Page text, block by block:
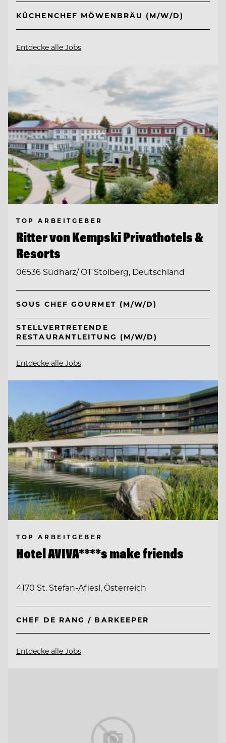
KÜCHENCHEF MÖWENBRÄU (M/W/D)
Entdecke alle Jobs
TOP ARBEITGEBER
Ritter von Kempski Privathotels &
Resorts
06536 Südharz/ OT Stolberg, Deutschland
SOUS CHEF GOURMET (M/W/D)
STELLVERTRETENDE
RESTAURANTLEITUNG (M/W/D)
Entdecke alle Jobs
TOP ARBEITGEBER
Hotel AVIVA****s make friends
4170 St. Stefan-Afiesl, Österreich
CHEF DE RANG / BARKEEPER
Entdecke alle Jobs